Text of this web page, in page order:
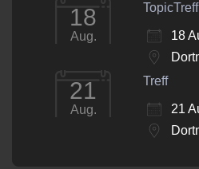
18
Aug.
18
21
Aug.
Treff
21